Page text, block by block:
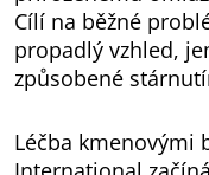
Cílí na běžné
propadlý vzhled,
způsobené
Léčba kmenovými